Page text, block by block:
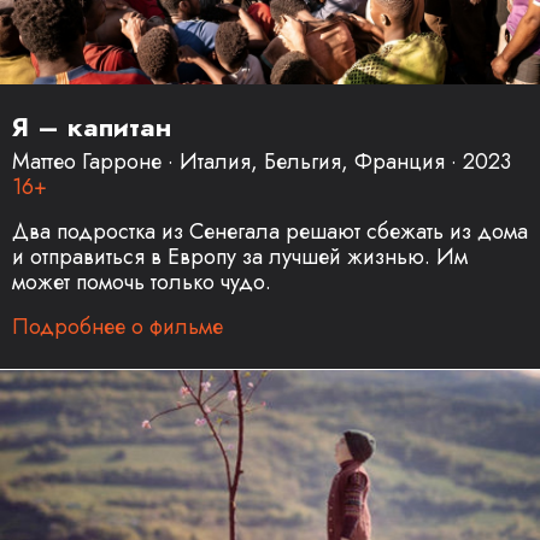
Я – капитан
Маттео Гарроне · Италия, Бельгия, Франция · 2023
16+
Два подростка из Сенегала решают сбежать из дома
и отправиться в Европу за лучшей жизнью. Им
может помочь только чудо.
Подробнее о фильме